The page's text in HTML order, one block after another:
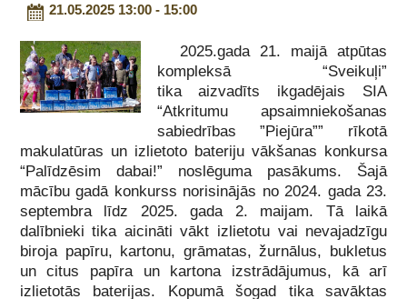
21.05.2025 13:00 - 15:00
2025.gada 21. maijā atpūtas
kompleksā “Sveikuļi”
tika aizvadīts ikgadējais SIA
“Atkritumu apsaimniekošanas
sabiedrības ”Piejūra”” rīkotā
makulatūras un izlietoto bateriju vākšanas konkursa
“Palīdzēsim dabai!” noslēguma pasākums. Šajā
mācību gadā konkurss norisinājās no 2024. gada 23.
septembra līdz 2025. gada 2. maijam. Tā laikā
dalībnieki tika aicināti vākt izlietotu vai nevajadzīgu
biroja papīru, kartonu, grāmatas, žurnālus, bukletus
un citus papīra un kartona izstrādājumus, kā arī
izlietotās baterijas. Kopumā šogad tika savāktas